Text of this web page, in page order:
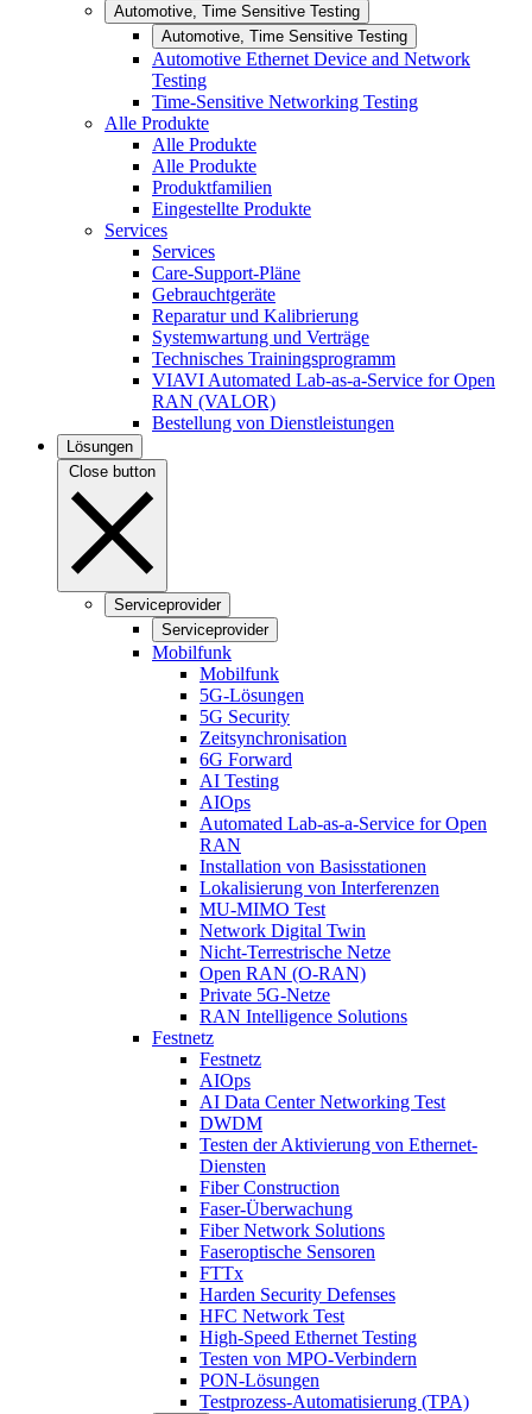
Automotive, Time Sensitive Testing
Automotive, Time Sensitive Testing
Automotive Ethernet Device and Network
Testing
Time-Sensitive Networking Testing
Alle Produkte
Alle Produkte
Alle Produkte
Produktfamilien
Eingestellte Produkte
Services
Services
Care-Support-Pläne
Gebrauchtgeräte
Reparatur und Kalibrierung
Systemwartung und Verträge
Technisches Trainingsprogramm
VIAVI Automated Lab-as-a-Service for Open
RAN (VALOR)
Bestellung von Dienstleistungen
Lösungen
Close button
Serviceprovider
Serviceprovider
Mobilfunk
Mobilfunk
5G-Lösungen
5G Security
Zeitsynchronisation
6G Forward
AI Testing
AIOps
Automated Lab-as-a-Service for Open
RAN
Installation von Basisstationen
Lokalisierung von Interferenzen
MU-MIMO Test
Network Digital Twin
Nicht-Terrestrische Netze
Open RAN (O-RAN)
Private 5G-Netze
RAN Intelligence Solutions
Festnetz
Festnetz
AIOps
AI Data Center Networking Test
DWDM
Testen der Aktivierung von Ethernet-
Diensten
Fiber Construction
Faser-Überwachung
Fiber Network Solutions
Faseroptische Sensoren
FTTx
Harden Security Defenses
HFC Network Test
High-Speed Ethernet Testing
Testen von MPO-Verbindern
PON-Lösungen
Testprozess-Automatisierung (TPA)